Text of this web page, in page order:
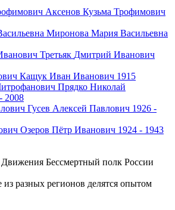
Аксенов Кузьма Трофимович
Миронова Мария Васильевна
Третьяк Дмитрий Иванович
Кащук Иван Иванович 1915
Прядко Николай
2008
Гусев Алексей Павлович 1926 -
Озеров Пётр Иванович 1924 - 1943
Движения Бессмертный полк России
разных регионов делятся опытом